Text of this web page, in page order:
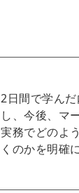
2日間で学ん
し、今後、マ
実務でどのよ
くのかを明確